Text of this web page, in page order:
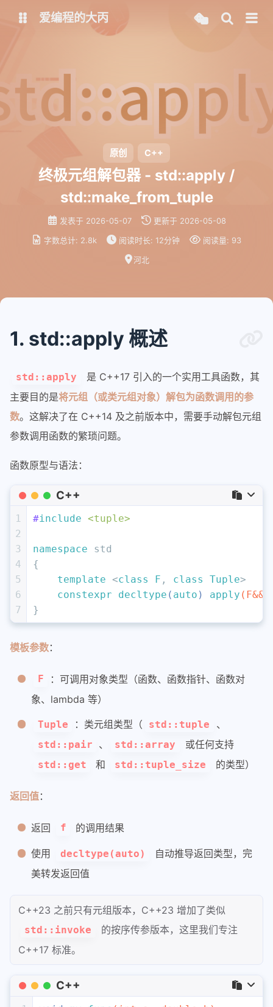
大丙课堂 微信公众号
QQ交流群 微信
码云
了凡四训 俞静公遇灶神记
心经
地藏经 道德经
爱编程的大丙
原创 C++
终极元组解包器 - std::apply /
std::make_from_tuple
发表于 2026-05-07 更新于 2026-05-08
字数总计: 2.8k 阅读时长: 12分钟 阅读量: 93
河北
1. std::apply 概述
std::apply
是 C++17 引入的一个实用工具函数，其
主要目的是将元组（或类元组对象）解包为函数调用的参
数。这解决了在 C++14 及之前版本中，需要手动解包元组
参数调用函数的繁琐问题。
函数原型与语法：
C++
1
2
3
4
5
6
7
#include <tuple>
namespace std
{
template <class F , class Tuple>
constexpr
decltype ( auto ) apply
}
模板参数：
F
：可调用对象类型（函数、函数指针、函数对
象、lambda 等）
Tuple ：类元组类型（ std::tuple 、
std::pair 、 std::array 或任何支持
std::get 和 std::tuple_size 的类型）
返回值：
返回 f 的调用结果
使用 decltype(auto)
自动推导返回类型，完
美转发返回值
C++23 之前只有元组版本，C++23 增加了类似
std::invoke
的按序传参版本，这里我们专注
C++17 标准。
C++